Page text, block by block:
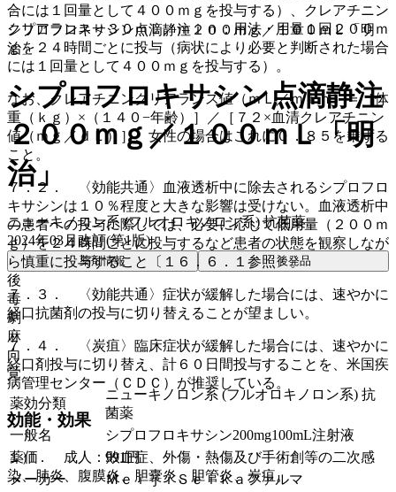
合には１回量として４００ｍｇを投与する）、クレアチニン
クリアランス＜３０ｍＬ／ｍｉｎ：用法・用量１回２００ｍ
ｇを２４時間ごとに投与（病状により必要と判断された場合
には１回量として４００ｍｇを投与する）。
なお、クレアチニンクリアランス値（ｍＬ／ｍｉｎ）＝［体
重（ｋｇ）×（１４０−年齢）］／［７２×血清クレアチニン
値（ｍｇ／ｄＬ）］、女性の場合はこれに０．８５を乗ずる
こと。
７．２． 〈効能共通〉血液透析中に除去されるシプロフロ
キサシンは１０％程度と大きな影響は受けない。血液透析中
の患者への投与に際しては、必要に応じて低用量（２００ｍ
ｇ）を２４時間ごとに投与するなど患者の状態を観察しなが
ら慎重に投与すること〔１６．６．１参照〕。
７．３． 〈効能共通〉症状が緩解した場合には、速やかに
経口抗菌剤の投与に切り替えることが望ましい。
７．４． 〈炭疽〉臨床症状が緩解した場合には、速やかに
経口剤投与に切り替え、計６０日間投与することを、米国疾
病管理センター（ＣＤＣ）が推奨している。
効能・効果
１）． 成人：敗血症、外傷・熱傷及び手術創等の二次感
染、肺炎、腹膜炎、胆嚢炎、胆管炎、炭疽。
シプロフロキサシン点滴静注２００ｍｇ／１００ｍＬ「明
治」
シプロフロキサシン点滴静注
２００ｍｇ／１００ｍＬ「明
治」
ニューキノロン系 (フルオロキノロン系) 抗菌薬
2024年03月改訂(第1版)
薬剤情報 後発品
後
毒
劇
麻
向
覚
薬効分類
ニューキノロン系 (フルオロキノロン系) 抗
菌薬
一般名
シプロフロキサシン200mg100mL注射液
薬価
991円
メーカー
ＭｅｉｊｉＳｅｉｋａファルマ